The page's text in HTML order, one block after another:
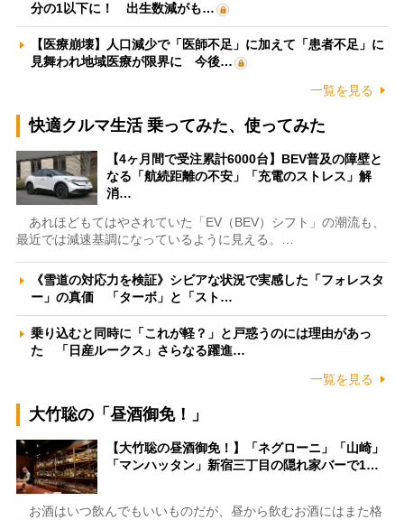
分の1以下に！ 出生数減がも…
【医療崩壊】人口減少で「医師不足」に加えて「患者不足」に
見舞われ地域医療が限界に 今後…
一覧を見る
快適クルマ生活 乗ってみた、使ってみた
【4ヶ月間で受注累計6000台】BEV普及の障壁と
なる「航続距離の不安」「充電のストレス」解
消…
あれほどもてはやされていた「EV（BEV）シフト」の潮流も、
最近では減速基調になっているように見える。…
《雪道の対応力を検証》シビアな状況で実感した「フォレスタ
ー」の真価 「ターボ」と「スト…
乗り込むと同時に「これが軽？」と戸惑うのには理由があっ
た 「日産ルークス」さらなる躍進…
一覧を見る
大竹聡の「昼酒御免！」
【大竹聡の昼酒御免！】「ネグローニ」「山崎」
「マンハッタン」新宿三丁目の隠れ家バーで1…
お酒はいつ飲んでもいいものだが、昼から飲むお酒にはまた格